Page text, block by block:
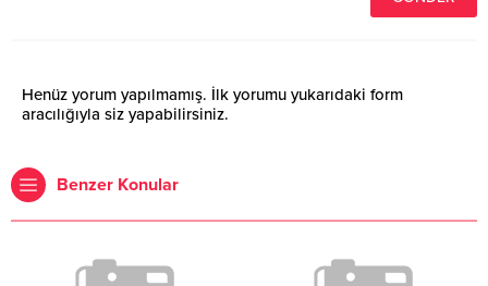
Henüz yorum yapılmamış. İlk yorumu yukarıdaki form
aracılığıyla siz yapabilirsiniz.
Benzer Konular